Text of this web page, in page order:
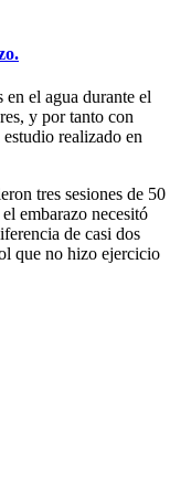
el agua durante el
y por tanto con
realizado en
tres sesiones de 50
embarazo necesitó
de casi dos
que no hizo ejercicio